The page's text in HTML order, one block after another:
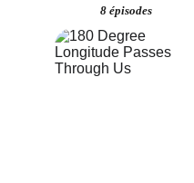
8 épisodes